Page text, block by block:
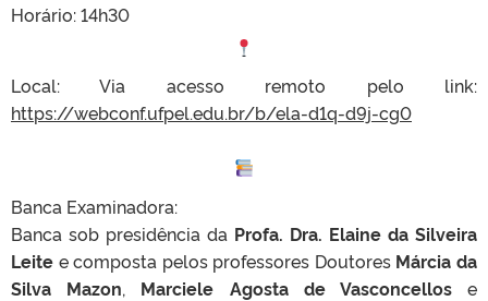
Horário: 14h30
Local: Via acesso remoto pelo link:
https://webconf.ufpel.edu.br/b/ela-d1q-d9j-cg0
Banca Examinadora:
Banca sob presidência da Profa. Dra. Elaine da Silveira
Leite e composta pelos professores Doutores Márcia da
Silva Mazon, Marciele Agosta de Vasconcellose